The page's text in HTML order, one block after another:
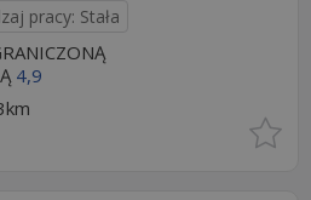
pracy: Stała
4,9